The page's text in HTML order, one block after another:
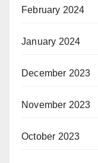
February 2024
January 2024
December 2023
November 2023
October 2023